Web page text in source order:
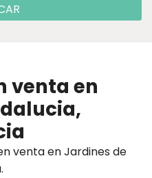
venta en
venta en Jardines de